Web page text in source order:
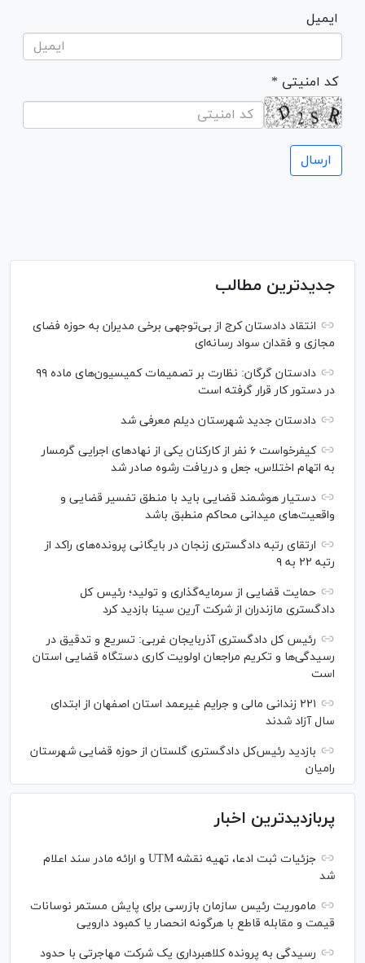
ایمیل
* کد امنیتی
جدیدترین مطالب
انتقاد دادستان کرج از بی‌توجهی برخی مدیران به حوزه فضای
مجازی و فقدان سواد رسانه‌ای
دادستان گرگان: نظارت بر تصمیمات کمیسیون‌های ماده ۹۹
در دستور کار قرار گرفته است
دادستان جدید شهرستان دیلم معرفی شد
کیفرخواست ۶ نفر از کارکنان یکی از نهاد‌های اجرایی گرمسار
به اتهام اختلاس، جعل و دریافت رشوه صادر شد
دستیار هوشمند قضایی باید با منطق تفسیر قضایی و
واقعیت‌های میدانی محاکم منطبق باشد
ارتقای رتبه دادگستری زنجان در بایگانی پرونده‌های راکد از
رتبه ۲۲ به ۹
حمایت قضایی از سرمایه‌گذاری و تولید؛ رئیس کل
دادگستری مازندران از شرکت آرین سینا بازدید کرد
رئیس کل دادگستری آذربایجان غربی: تسریع و تدقیق در
رسیدگی‌ها و تکریم مراجعان اولویت کاری دستگاه قضایی استان
است
۲۲۱ زندانی مالی و جرایم غیرعمد استان اصفهان از ابتدای
سال آزاد شدند
بازدید رئیس‌کل دادگستری گلستان از حوزه قضایی شهرستان
رامیان
پربازدیدترین اخبار
جزئیات ثبت ادعا، تهیه نقشه UTM و ارائه مادر سند اعلام
شد
ماموریت رئیس سازمان بازرسی برای پایش مستمر نوسانات
قیمت و مقابله قاطع با هرگونه انحصار یا کمبود دارویی
رسیدگی به پرونده کلاهبرداری یک شرکت مهاجرتی با حدود